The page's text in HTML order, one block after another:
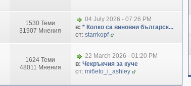
1530 Теми
31907 Мнения
04 July 2026 - 07:26 PM
в: * Колко са виновни българск...
от: starrkopf
1624 Теми
48011 Мнения
22 March 2026 - 01:20 PM
в: Чекръкчия за куче
от: mi6eto_i_ashley